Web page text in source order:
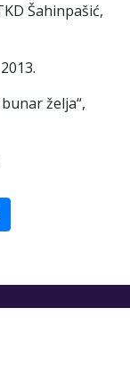
Šahinpašić,
želja“,